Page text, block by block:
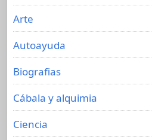
Arte
Autoayuda
Biografias
Cábala y alquimia
Ciencia